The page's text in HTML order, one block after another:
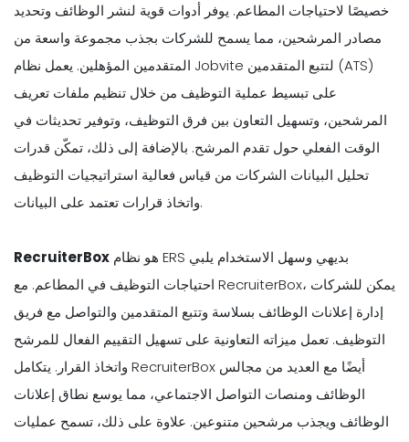
خصيصًا لاحتياجات المطاعم. يوفر أدوات قوية لنشر الوظائف وتحديد
مصادر المرشحين، مما يسمح للشركات بجذب مجموعة واسعة من
المتقدمين المؤهلين. يعمل نظام Jobvite لتتبع المتقدمين (ATS)
على تبسيط عملية التوظيف من خلال تنظيم ملفات تعريف
المرشحين، وتسهيل التعاون بين فرق التوظيف، وتوفير تحديثات في
الوقت الفعلي حول تقدم المرشح. بالإضافة إلى ذلك، تمكّن قدرات
تحليل البيانات الشركات من قياس فعالية استراتيجيات التوظيف
واتخاذ قرارات تعتمد على البيانات.
RecruiterBox
احتياجات التوظيف في المطاعم. مع RecruiterBox، يمكن للشركات
إدارة إعلانات الوظائف بسلاسة وتتبع المتقدمين والتواصل مع فريق
التوظيف. تعمل ميزاته التعاونية على تسهيل التقييم الفعال للمرشح
واتخاذ القرار. يتكامل RecruiterBox أيضًا مع العديد من مجالس
الوظائف ومنصات التواصل الاجتماعي، مما يوسع نطاق إعلانات
الوظائف ويجذب مرشحين متنوعين. علاوة على ذلك، تسمح عمليات